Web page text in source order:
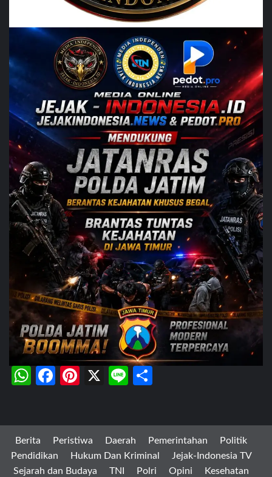
WhatsApp
Facebook
Pinterest
X Line
Berita Peristiwa Daerah Pemerintahan
Politik
Pendidikan
Hukum Dan Kriminal
Jejak-Indonesia TV
Sejarah dan Budaya
TNI Polri Opini Kesehatan